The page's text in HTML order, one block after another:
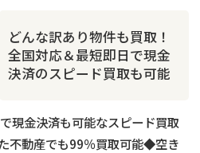
どんな訳あり物件も買取！
全国対応＆最短即日で現金
決済のスピード買取も可能
現金決済も可能なスピード買取
不動産でも99％買取可能◆空き